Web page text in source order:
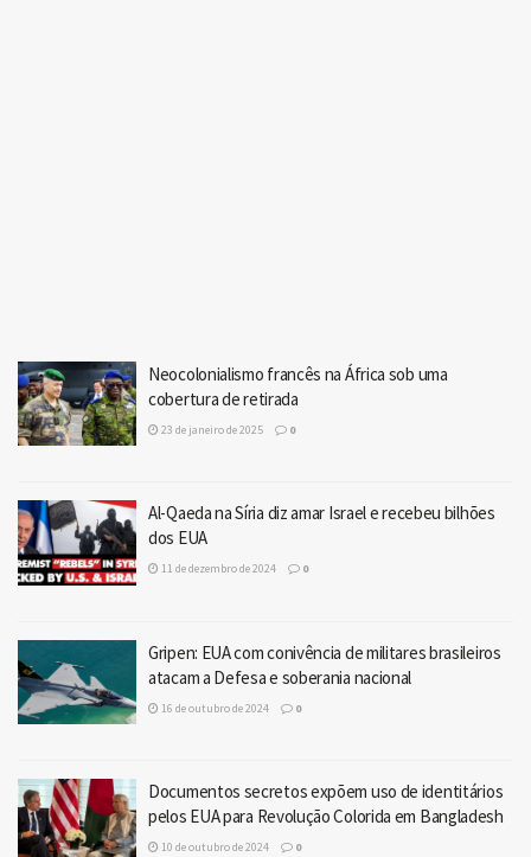
Neocolonialismo francês na África sob uma
cobertura de retirada
23 de janeiro de 2025 0
Al-Qaeda na Síria diz amar Israel e recebeu bilhões
dos EUA
11 de dezembro de 2024 0
Gripen: EUA com conivência de militares brasileiros
atacam a Defesa e soberania nacional
16 de outubro de 2024 0
Documentos secretos expõem uso de identitários
pelos EUA para Revolução Colorida em Bangladesh
10 de outubro de 2024 0